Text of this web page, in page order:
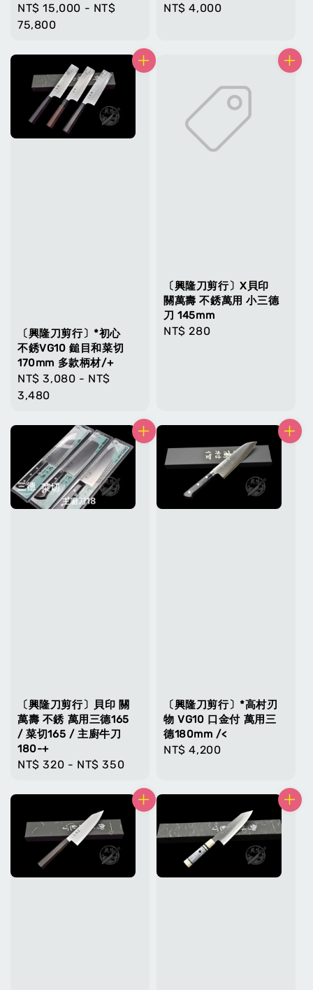
Regular
price
NT$ 15,000 - NT$
75,800
Regular
NT$ 4,000
〔興隆刀剪行〕*初心
不銹VG10 鎚目和菜切
170mm 多款柄材/+
Regular
price
NT$ 3,080 - NT$
3,480
〔興隆刀剪行〕X貝印
關萬壽 不銹萬用 小三德
刀 145mm
Regular
NT$ 280
〔興隆刀剪行〕貝印 關
萬壽 不銹 萬用三德165
/ 菜切165 / 主廚牛刀
180-+
Regular
NT$ 320 - NT$ 350
〔興隆刀剪行〕*高村刃
物 VG10 口金付 萬用三
德180mm /<
Regular
NT$ 4,200